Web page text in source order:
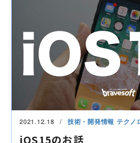
2021.12.18 技術・開発情報 テクノ
iOS15のお話